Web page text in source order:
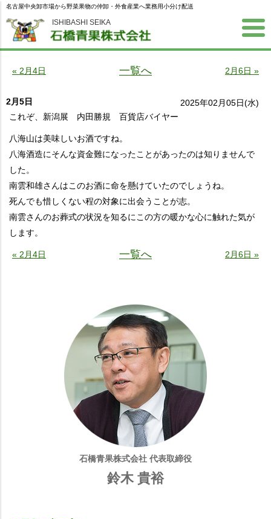
ISHIBASHI SEIKA
名古屋中央卸市場から野菜果物の仲卸・外食産業へ業務用小分け配送
« 2月4日 一覧へ 2月6日 »
2月5日
2025年02月05日(水)
これぞ、新潟展 内田勝規 百貨店バイヤー
八海山は美味しいお酒ですね。
八海酒造にそんな資金難になったことがあったのは知りませんで
した。
南雲和雄さんはこのお酒に命を懸けていたのでしょうね。
死んでも惜しくない程の対象に出会うことが志。
南雲さんのお葬式の状況を知るにこの方の暖かな心に触れた気が
します。
« 2月4日 一覧へ 2月6日 »
石橋青果株式会社 代表取締役
鈴木 貴裕